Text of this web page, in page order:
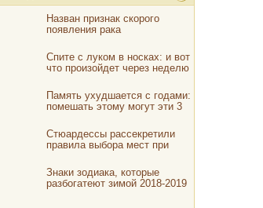
Назван признак скорого
появления рака
Спите с луком в носках: и вот
что произойдет через неделю
Память ухудшается с годами:
помешать этому могут эти 3
Стюардессы рассекретили
правила выбора мест при
Знаки зодиака, которые
разбогатеют зимой 2018-2019